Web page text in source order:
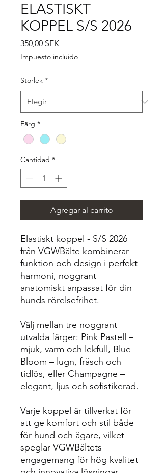
ELASTISKT
KOPPEL S/S 2026
350,00 SEKPrecio
Impuesto incluido
Storlek *
Färg *
Cantidad *
Agregar al carrito
Elastiskt koppel - S/S 2026
från VGWBälte kombinerar
funktion och design i perfekt
harmoni, noggrant
anatomiskt anpassat för din
hunds rörelsefrihet.
Välj mellan tre noggrant
utvalda färger: Pink Pastell –
mjuk, varm och lekfull, Blue
Bloom – lugn, fräsch och
tidlös, eller Champagne –
elegant, ljus och sofistikerad.
Varje koppel är tillverkat för
att ge komfort och stil både
för hund och ägare, vilket
speglar VGWBältets
engagemang för hög kvalitet